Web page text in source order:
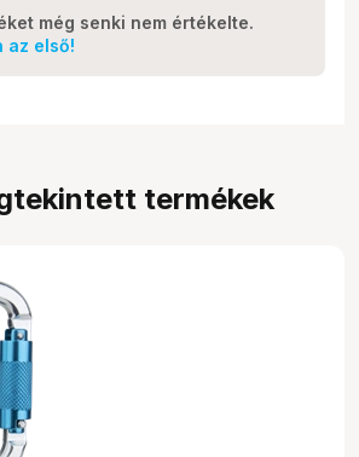
még senki nem értékelte.
az első!
termékek